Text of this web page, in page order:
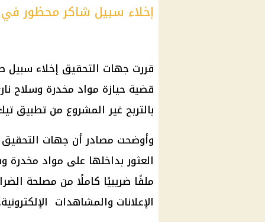
إخلاء سبيل شاكر محظور
قررت جهات التحقيق إخلاء
قضية حيازة مواد مخدرة وسلاح
بالتربح غير المشروع من تطبيق
وأوضحت مصادر أن جهات
العثور بداخلها على مواد
ملفًا ضريبيًا كاملًا من مصلحة
الإعلانات والمشاهدات